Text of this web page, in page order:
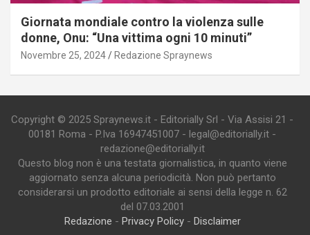
Giornata mondiale contro la violenza sulle
donne, Onu: “Una vittima ogni 10 minuti”
Novembre 25, 2024 Redazione Spraynews
Copyright © 2025 Spraynews.it - Editorially Srl - Via Assisi 21 -
00181 Roma - P.Iva 16947451007 - legal@editorially.it -
redazione@editorially.it
Questo blog non è una testata giornalistica, in quanto viene
aggiornato senza alcuna periodicità. Non può pertanto
considerarsi un prodotto editoriale ai sensi della legge n. 62
del 07.03.2001
Redazione - Privacy Policy- Disclaimer